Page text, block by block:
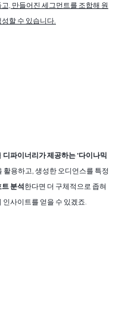
, 만들어진 세그먼트를 조합해 원
할 수 있습니다.
디파이너리가 제공하는 '다이나믹
활용하고, 생성한 오디언스를 특정
트 분석한다면 더 구체적으로 좁혀
사이트를 얻을 수 있겠죠.